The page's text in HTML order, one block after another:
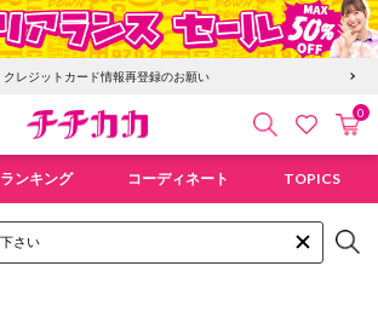
クレジットカード情報再登録のお願い
検索 お気にカ
0
ランキング コーディネート TOPICS